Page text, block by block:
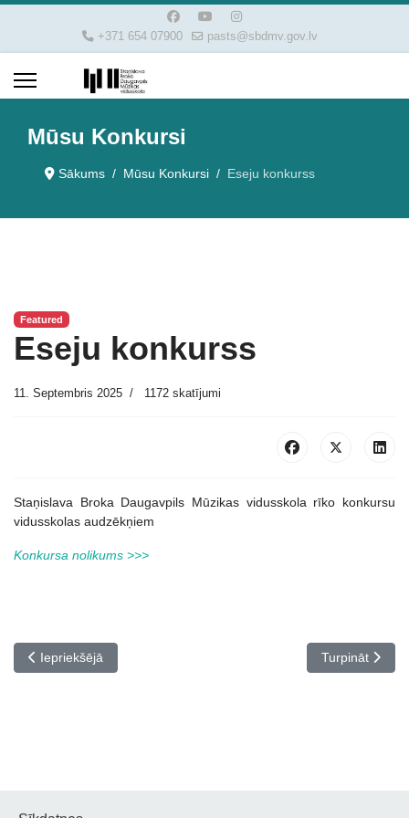
+371 654 07900 pasts@sbdmv.gov.lv
Mūsu Konkursi
Sākums Mūsu Konkursi Eseju konkurss
Featured
Eseju konkurss
11. Septembris 2025 1172 skatījumi
Staņislava Broka Daugavpils Mūzikas vidusskola rīko konkursu
vidusskolas audzēkņiem
Konkursa nolikums >>>
Iepriekšējais raksts: III Starptautiskais izglītības programmas
Iepriekšējā Nākamais
Turpināt